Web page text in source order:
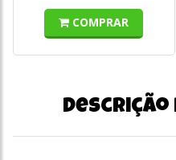
COMPRAR